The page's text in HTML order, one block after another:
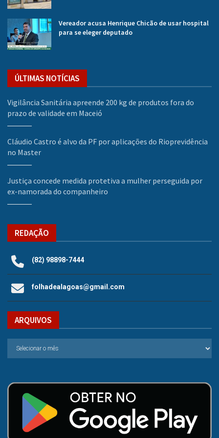
Vereador acusa Henrique Chicão de usar hospital
para se eleger deputado
ÚLTIMAS NOTÍCIAS
Vigilância Sanitária apreende 200 kg de produtos fora do
prazo de validade em Maceió
Cláudio Castro é alvo da PF por aplicações do Rioprevidência
no Master
Justiça concede medida protetiva a mulher perseguida por
ex-namorada do companheiro
REDAÇÃO
(82) 98898-7444
folhadealagoas@gmail.com
ARQUIVOS